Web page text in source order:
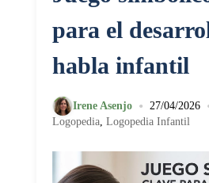
para el
habla infantil
Irene Asenjo • 27/04/2026
Logopedia, Logopedia Infantil